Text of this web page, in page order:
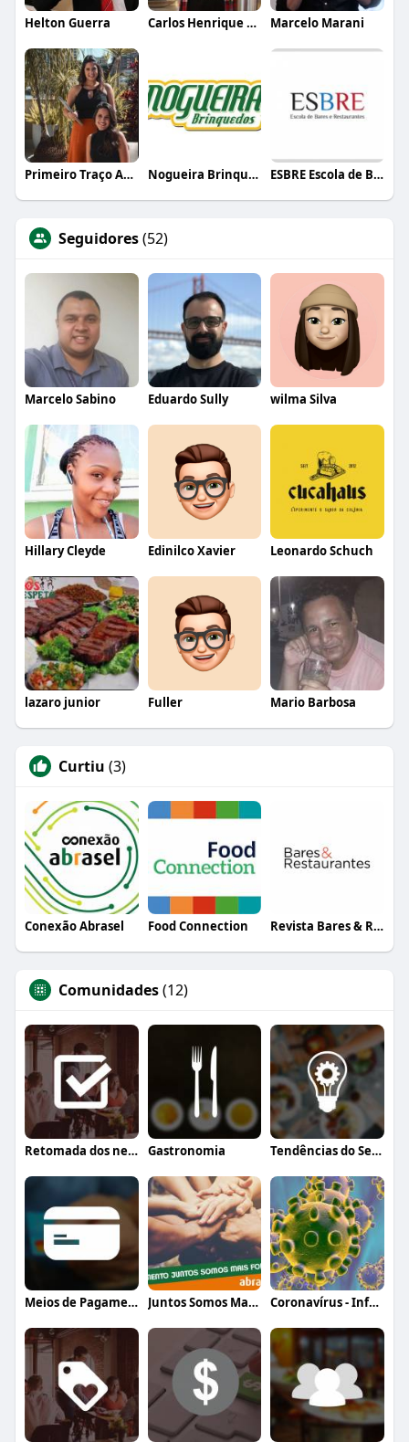
Helton Guerra Carlos Henrique de Faria Vasconcelos Marcelo Marani
Primeiro Traço Arquitetura Nogueira Brinquedos ESBRE Escola de Bares e Restaurantes
Seguidores(52)
Marcelo Sabino Eduardo Sully wilma Silva
Hillary Cleyde Edinilco Xavier Leonardo Schuch
lazaro junior Fuller Mario Barbosa
Curtiu (3)
Conexão Abrasel Food Connection Revista Bares & Restaurantes
Comunidades(12)
Retomada dos negócios Gastronomia Tendências do Setor
Meios de Pagamento Juntos Somos Mais Fortes Coronavírus - Informação, orientação e a